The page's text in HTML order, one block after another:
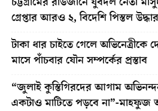
গ্রেপ্তার আরও ২, বিদেশি পিস্তল উদ্ধার
টাকা ধার চাইতে গেলে অভিনেত্রীকে
মাসে পাঁচবার যৌন সম্পর্কের প্রস্তাব
“জুলাই কুস্তিগিরদের আগাম
একটাও মাটিতে পড়বে না”-